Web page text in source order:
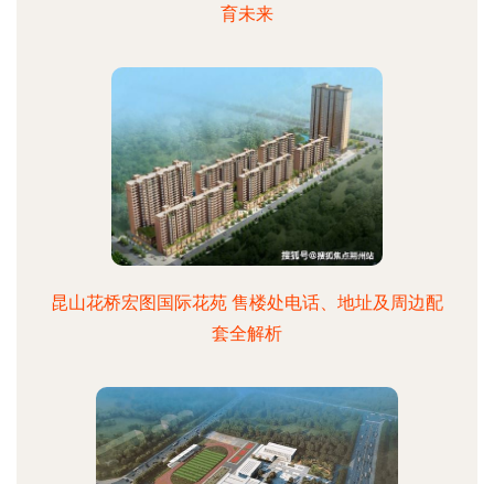
育未来
昆山花桥宏图国际花苑 售楼处电话、地址及周边配
套全解析